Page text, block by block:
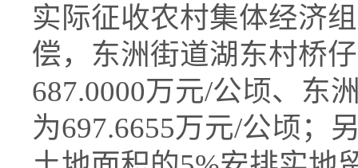
实际征收农村集体经济
偿，东洲街道湖东村桥
687.0000万元/公顷、东
为697.6655万元/公顷；